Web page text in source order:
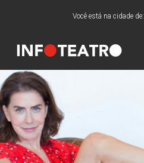
Você está na cidade de: